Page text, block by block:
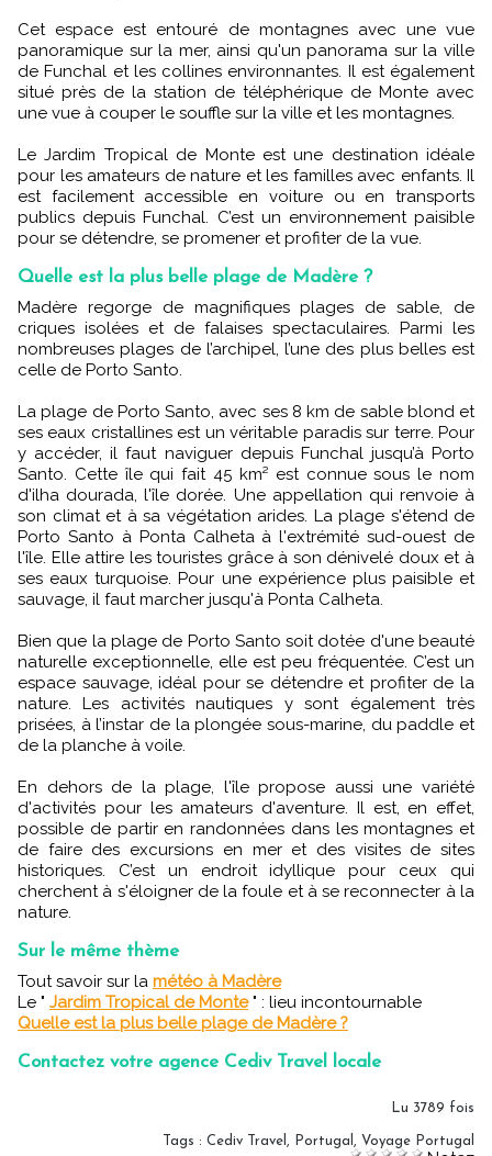
Cet espace est entouré de montagnes avec une vue
panoramique sur la mer, ainsi qu'un panorama sur la ville
de Funchal et les collines environnantes. Il est également
situé près de la station de téléphérique de Monte avec
une vue à couper le souffle sur la ville et les montagnes.
Le Jardim Tropical de Monte est une destination idéale
pour les amateurs de nature et les familles avec enfants. Il
est facilement accessible en voiture ou en transports
publics depuis Funchal. C’est un environnement paisible
pour se détendre, se promener et profiter de la vue.
Quelle est la plus belle plage de Madère ?
Madère regorge de magnifiques plages de sable, de
criques isolées et de falaises spectaculaires. Parmi les
nombreuses plages de l’archipel, l’une des plus belles est
celle de Porto Santo.
La plage de Porto Santo, avec ses 8 km de sable blond et
ses eaux cristallines est un véritable paradis sur terre. Pour
y accéder, il faut naviguer depuis Funchal jusqu’à Porto
Santo. Cette île qui fait 45 km² est connue sous le nom
d'ilha dourada, l'île dorée. Une appellation qui renvoie à
son climat et à sa végétation arides. La plage s'étend de
Porto Santo à Ponta Calheta à l'extrémité sud-ouest de
l'île. Elle attire les touristes grâce à son dénivelé doux et à
ses eaux turquoise. Pour une expérience plus paisible et
sauvage, il faut marcher jusqu'à Ponta Calheta.
Bien que la plage de Porto Santo soit dotée d'une beauté
naturelle exceptionnelle, elle est peu fréquentée. C’est un
espace sauvage, idéal pour se détendre et profiter de la
nature. Les activités nautiques y sont également très
prisées, à l’instar de la plongée sous-marine, du paddle et
de la planche à voile.
En dehors de la plage, l'île propose aussi une variété
d'activités pour les amateurs d'aventure. Il est, en effet,
possible de partir en randonnées dans les montagnes et
de faire des excursions en mer et des visites de sites
historiques. C’est un endroit idyllique pour ceux qui
cherchent à s'éloigner de la foule et à se reconnecter à la
nature.
Sur le même thème
Tout savoir sur la météo à Madère
Le " Jardim Tropical de Monte" : lieu incontournable
Quelle est la plus belle plage de Madère ?
Contactez votre agence Cediv Travel locale
Lu 3789 fois
Tags : Cediv Travel , Portugal , Voyage Portugal